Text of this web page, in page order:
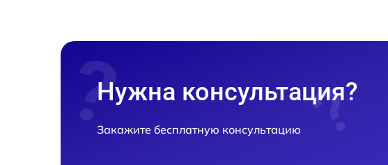
Нужна консультация?
Закажите бесплатную консультацию